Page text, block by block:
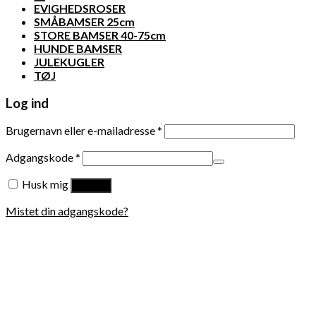
EVIGHEDSROSER
SMÅBAMSER 25cm
STORE BAMSER 40-75cm
HUNDE BAMSER
JULEKUGLER
TØJ
Log ind
Brugernavn eller e-mailadresse*
Adgangskode*
Husk mig
Mistet din adgangskode?